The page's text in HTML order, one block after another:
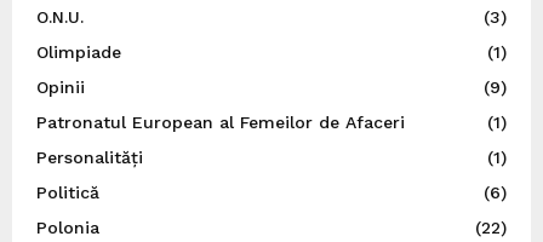
O.N.U.
(3)
Olimpiade
(1)
Opinii
(9)
Patronatul European al Femeilor de Afaceri
(1)
Personalități
(1)
Politică
(6)
Polonia
(22)